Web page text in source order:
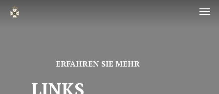
Skip
ERFAHREN SIE MEHR
LINKS